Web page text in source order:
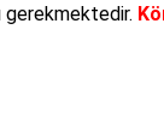
gerekmektedir.